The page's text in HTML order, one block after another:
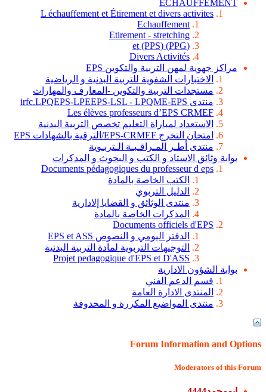
ECHAUFFEMENT
L échauffement et Étirement et divers activites
Echauffement
Etirement - stretching
(PPG) et (PPS)
Divers Activités
مراكز جهوية لمهن التربية والتكوين EPS
الاختبارات الشفوية للتربية البدنية و الرياضية
مستجدات التربية والتكوين -المعارف والمهارات
منتدى irfc.LPQEPS-LPEEPS-LSL - LPQME-EPS
Les élèves professeurs d’EPS CRMEF
الاستعداد لمباراة التعليم تخصص التربية البدنية
امتحان التخرج EPS-CRMEF/الترقية بالشهادات EPS
منتدى أطـر المـراقـبـة الـتربـوية
بوابة وثائق الاستاد و الكتب و البحوث و المدكرات
Documents pédagogiques du professeur d eps
الكتب الخاصة بالمادة
الدليل التربوي
منتدى الوثائق و القضايا إلادارية
المذكرات الخاصة بالمادة
Documents officiels d'EPS
الدفتر اليومي و النصوص EPS et ASS
التوجيهات التربوية لمادة التربية البدنية
Projet pedagogique d'EPS et D'ASS
بوابة الشؤون الادارية
قسم الدعم الفني
المنتدى الادارة العامة
منتدى المواضيع المكررة و المحدوفة
Forum Information and Options
Moderators of this Forum